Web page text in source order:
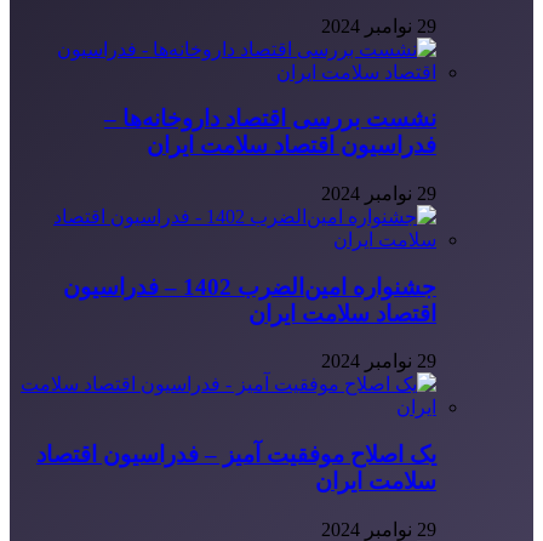
29 نوامبر 2024
نشست بررسی اقتصاد داروخانه‌ها –
فدراسیون اقتصاد سلامت ایران
29 نوامبر 2024
جشنواره امین‌الضرب 1402 – فدراسیون
اقتصاد سلامت ایران
29 نوامبر 2024
یک اصلاح موفقیت آمیز – فدراسیون اقتصاد
سلامت ایران
29 نوامبر 2024